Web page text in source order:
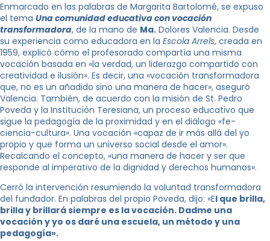
Enmarcado en las palabras de Margarita Bartolomé, se expuso
el tema Una comunidad educativa con vocación
transformadora, de la mano de Ma. Dolores Valencia. Desde
su experiencia como educadora en la Escola Arrels, creada en
1959, explicó cómo el profesorado compartía una misma
vocación basada en «la verdad, un liderazgo compartido con
creatividad e ilusión». Es decir, una «vocación transformadora
que, no es un añadido sino una manera de hacer», aseguró
Valencia. También, de acuerdo con la misión de St. Pedro
Poveda y la Institución Teresiana, un proceso educativo que
sigue la pedagogía de la proximidad y en el diálogo «fe-
ciencia-cultura». Una vocación «capaz de ir más allá del yo
propio y que forma un universo social desde el amor».
Recalcando el concepto, «una manera de hacer y ser que
responde al imperativo de la dignidad y derechos humanos».
Cerró la intervención resumiendo la voluntad transformadora
del fundador. En palabras del propio Poveda, dijo: «El que brilla,
brilla y brillará siempre es la vocación. Dadme una
vocación y yo os daré una escuela, un método y una
pedagogía».